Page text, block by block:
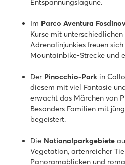
Im Parco Aventura
Kurse mit
Adrenalinjunkies freuen
Mountainbike-Strecke und
Der Pinocchio-Park in
diesem mit viel Fantasie
erwacht das Märchen von
Besonders Familien mit
begeistert.
Die Nationalparkgebiete
Vegetation, artenreicher
Panoramablicken und